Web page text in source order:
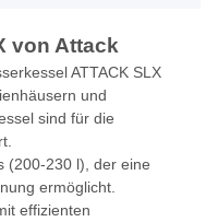
von Attack
ATTACK SLX
und
sind für die
(200-230 l), der eine
ermöglicht.
effizienten